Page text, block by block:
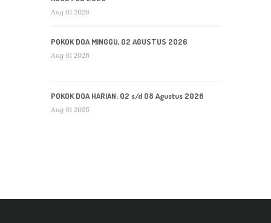
Aug 01 2026
POKOK DOA MINGGU, 02 AGUSTUS 2026
Aug 01 2026
POKOK DOA HARIAN: 02 s/d 08 Agustus 2026
Aug 01 2026